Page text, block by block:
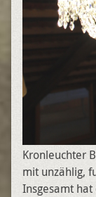
Kronleuchter
mit unzählig,
Insgesamt